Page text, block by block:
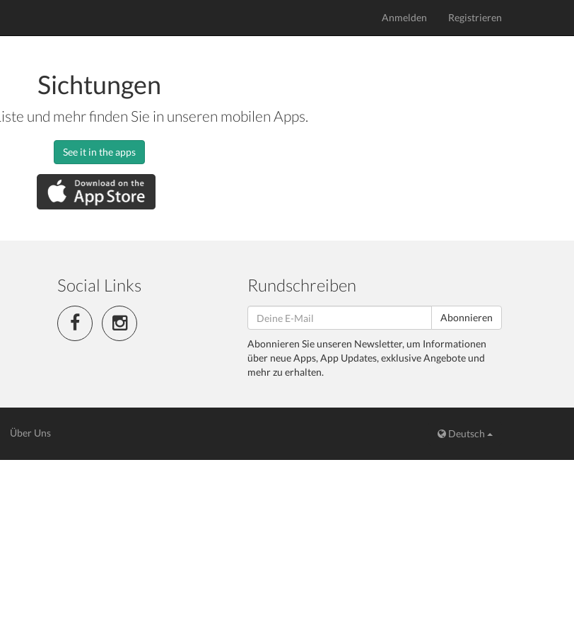
Anmelden Registrieren
Sichtungen
und mehr finden Sie in unseren mobilen Apps.
See it in the apps
Social Links Rundschreiben
Abonnieren
Abonnieren Sie unseren Newsletter, um Informationen
über neue Apps, App Updates, exklusive Angebote und
mehr zu erhalten.
Über Uns Deutsch